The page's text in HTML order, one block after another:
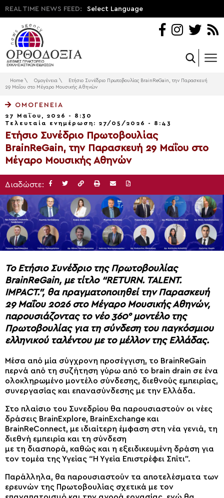
REAL TIME NEWS FEED: Select Language
Home \ Ομογένεια \
Ετήσιο Συνέδριο Πρωτοβουλίας BrainReGain, την Παρασκευή
29 Μαΐου στο Μέγαρο Μουσικής Αθηνών
ΟΜΟΓΈΝΕΙΑ
27 Μαΐου, 2026 - 8:30
Τελευταία ενημέρωση: 27/05/2026 - 8:43
Ετήσιο Συνέδριο Πρωτοβουλίας
BrainReGain, την Παρασκευή 29 Μαΐου στο
Μέγαρο Μουσικής Αθηνών
Διαδώστε:
Το Ετήσιο Συνέδριο της Πρωτοβουλίας
BrainReGain, με τίτλο “RETURN. TALENT.
IMPACT.”, θα πραγματοποιηθεί την Παρασκευή
29 Μαΐου 2026 στο Μέγαρο Μουσικής Αθηνών,
παρουσιάζοντας το νέο 360° μοντέλο της
Πρωτοβουλίας για τη σύνδεση του παγκόσμιου
ελληνικού ταλέντου με το μέλλον της Ελλάδας.
Μέσα από μία σύγχρονη προσέγγιση, το BrainReGain
περνά από τη συζήτηση γύρω από το brain drain σε ένα
ολοκληρωμένο μοντέλο σύνδεσης, διεθνούς εμπειρίας,
συνεργασίας και επανασύνδεσης με την Ελλάδα.
Στο πλαίσιο του Συνεδρίου θα παρουσιαστούν οι νέες
δράσεις BrainExplore, BrainExchange και
BrainReConnect, με ιδιαίτερη έμφαση στη νέα γενιά, τη
διεθνή εμπειρία και τη σύνδεση
με τη διασπορά, καθώς και η εξειδικευμένη δράση για
τον τομέα της Υγείας “Η Υγεία Επιστρέφει Σπίτι”.
Παράλληλα, θα παρουσιαστούν τα αποτελέσματα των
ερευνών της Πρωτοβουλίας σχετικά με τον